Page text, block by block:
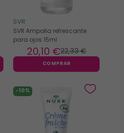
SVR
SVR Ampolla refrescante
para ojos 15ml
22,33 €
20,10 €
COMPRAR
-10%